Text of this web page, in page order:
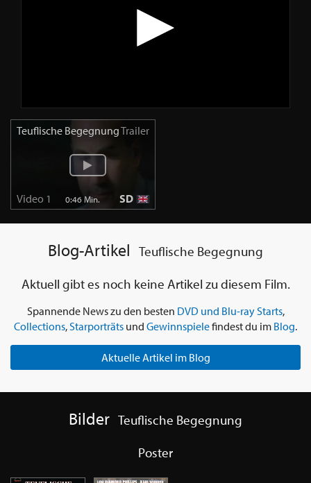
Teuflische BegegnungTrailer
Video 1 0:46 Min. SD
Blog-Artikel Teuflische Begegnung
Aktuell gibt es noch keine Artikel zu diesem Film.
Spannende News zu den besten DVD und Blu-ray Starts,
Collections,Starporträts und Gewinnspielefindest du im Blog.
Aktuelle Artikel im Blog
Bilder Teuflische Begegnung
Poster